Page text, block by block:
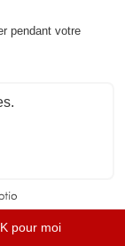
notre